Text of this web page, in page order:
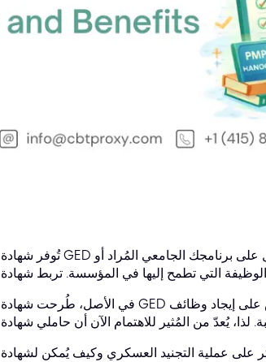
تُوفر شهادة GED مكانةً مرموقةً تُعادل شهادة الثانوية العامة، وتضمن لك الحصول على برنامجك الجامعي المُراد أو
في الأصل، طُرحت شهادة GED لأول مرة عام ١٩٤٢ لمساعدة المحاربين القدامى وأفراد الجيش على إيجاد وظائف